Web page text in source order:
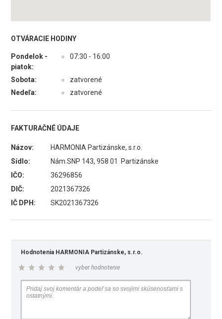
OTVÁRACIE HODINY
Pondelok -
piatok:
● 07:30 - 16:00
Sobota: ●
zatvorené
Nedeľa:
● zatvorené
FAKTURAČNÉ ÚDAJE
Názov:
HARMONIA Partizánske, s.r.o.
Sídlo:
Nám.SNP 143, 958 01 Partizánske
IČO:
36296856
DIČ:
2021367326
IČ DPH:
SK2021367326
Hodnotenia HARMONIA Partizánske, s.r.o.
vyber hodnotenie